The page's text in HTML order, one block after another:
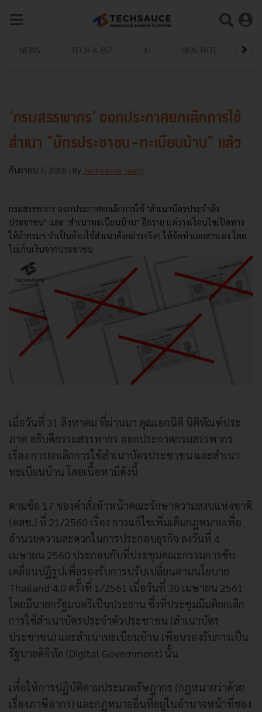
NEWS TECH & BIZ AI HEALTHTECH
'กรมสรรพากร' ออกประกาศยกเลิกการใช้
สำเนา "บัตรประชาชน-ทะเบียนบ้าน" แล้ว
กันยายน 7, 2018 | By Techsauce Team
กรมสรรพากร ออกประกาศยกเลิกการใช้ "สำเนาบัตรประจำตัว
ประชาชน" และ "สำเนาทะเบียนบ้าน" อีกราย แต่วางเงื่อนไขเปิดทาง
ให้ถ้ากรมฯ จำเป็นต้องใช้สำเนาดังกล่าวจริงๆ ให้จัดทำเอกสารเอง โดย
ไม่เก็บเงินจากประชาชน
เมื่อวันที่ 31 สิงหาคม ที่ผ่านมา คุณเอกนิติ นิติทัณฑ์ประ
ภาศ อธิบดีกรรมสรรพากร ออกประกาศกรมสรรพากร
เรื่อง การยกเลิกการใช้สำเนาบัตรประชาชน และสำเนา
ทะเบียนบ้าน โดยเนื้อหามีดังนี้
ตามข้อ 17 ของคำสั่งหัวหน้าคณะรักษาความสงบแห่งชาติ
(คสช.) ที่ 21/2560 เรื่อง การแก้ไขเพิ่มเติมกฎหมายเพื่อ
อำนวยความสะดวกในการประกอบธุรกิจ ลงวันที่ 4
เมษายน 2560 ประกอบกับที่ประชุมคณะกรรมการขับ
เคลื่อนปฏิรูปเพื่อรองรับการปรับเปลี่ยนตามนโยบาย
Thailand 4.0 ครั้งที่ 1/2561 เมื่อวันที่ 30 เมษายน 2561
โดยมีนายกรัฐมนตรีเป็นประธาน ซึ่งที่ประชุมมีมติยกเลิก
การใช้สำเนาบัตรประจำตัวประชาชน (สำเนาบัตร
ประชาชน) และสำเนาทะเบียนบ้าน เพื่อนรองรับการเป็น
รัฐบาลดิจิทัล (Digital Government) นั้น
เพื่อให้การปฏิบัติตามประมวลรัษฎากร (กฎหมายว่าด้วย
เรื่องภาษีอากร) และกฏหมายอื่นที่อยู่ในอำนาจหน้าที่ของ